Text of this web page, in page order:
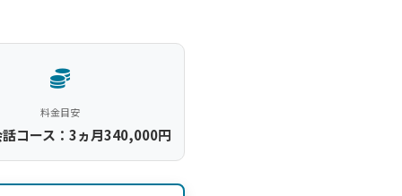
料金目安
話コース：3ヵ月340,000円